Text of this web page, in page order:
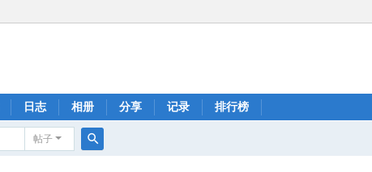
日志 相册 分享 记录 排行榜
帖子